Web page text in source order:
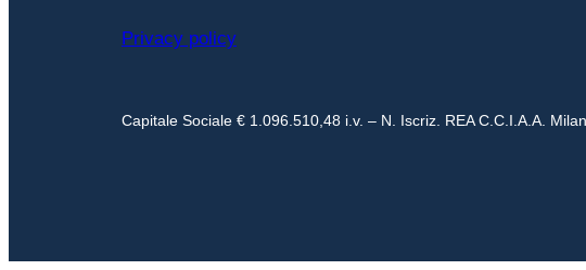
Privacy policy
Capitale Sociale € 1.096.510,48 i.v. – N. Iscriz. REA C.C.I.A.A.